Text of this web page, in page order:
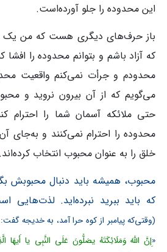
این محدوده را جلو آورده‌است.
باز حرف‌های دیگری هست که من یک
که آزاد باشم و بتوانم محدوده را افشا
محدودم و جرأت نمی‌کنم واقعیت
می‌گویم که از آن بیرون نروید و
حتی ملائکه آسمان شما را احترام
محدوده را احترام نمی‌کنند و به‌جای
خلق را به عنوان محبوب انتخاب کرده‌اند.
محبوب، همیشه باید دنبال محبوبش
که باید ببرید نبرده‌اید. لذت‌هایی
(وقتی‌که پیامبر از کوه حرا آمد، به خدیجه
«إِنَّ اللَّهَ وَمَلَائِکَتَهُ یصَلُّونَ عَلَی النَّبِی یا أَیهَا